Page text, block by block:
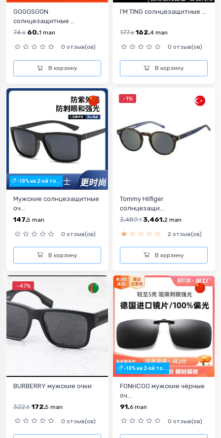
GOGOSOON
cолнцезащитные ...
74.6 60.1 man
0 отзыв(ов)
В корзину
I'M TING cолнцезащитные ...
177.6 162.4 man
0 отзыв(ов)
В корзину
-10% на 2-ой то...
Мужские солнцезащитные
оч...
147.5 man
0 отзыв(ов)
В корзину
-1%
Tommy Hilfiger
солнцезащи...
3,489.1 3,461.2 man
2 отзыв(ов)
В корзину
-47%
BURBERRY мужские очки
322.5 172.5 man
0 отзыв(ов)
-10% на 2-ой то...
FONHCOO мужские чёрные
оч...
91.6 man
0 отзыв(ов)